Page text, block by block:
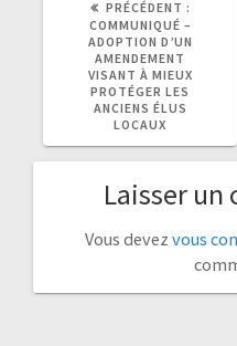
PRÉCÉDENT :
PRÉCÉDENT
COMMUNIQUÉ –
ADOPTION D’UN
AMENDEMENT
VISANT À MIEUX
PROTÉGER LES
ANCIENS ÉLUS
LOCAUX
Laisser
Vous devez vous